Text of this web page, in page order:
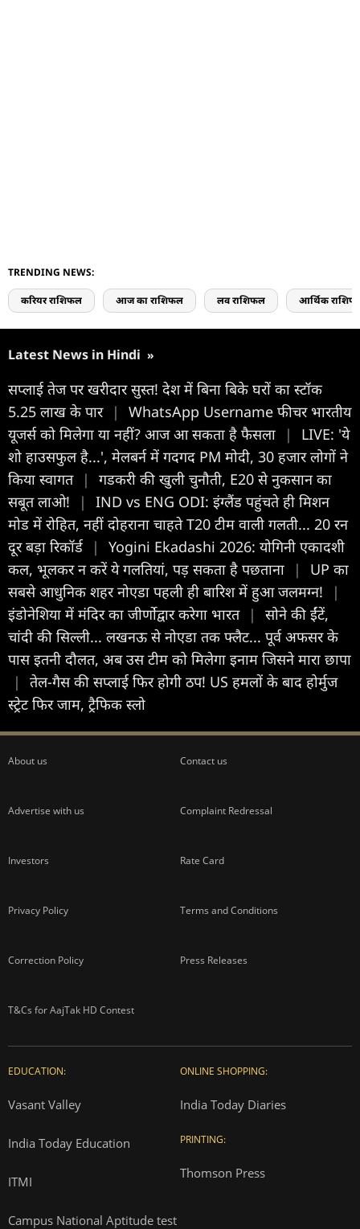
TRENDING NEWS:
करियर राशिफल आज का राशिफल लव राशिफल आर्थिक
Latest News in Hindi »
सप्लाई तेज पर खरीदार सुस्त! देश में बिना बिके घरों का स्टॉक
5.25 लाख के पार |
WhatsApp Username फीचर भारतीय
यूजर्स को मिलेगा या नहीं? आज आ सकता है फैसला
|
LIVE: 'ये
शो हाउसफुल है...', मेलबर्न में गदगद PM मोदी, 30 हजार लोगों ने
किया स्वागत |
गडकरी की खुली चुनौती, E20 से नुकसान का
सबूत लाओ!
|
IND vs ENG ODI: इंग्लैंड पहुंचते ही मिशन
मोड में रोहित, नहीं दोहराना चाहते T20 टीम वाली गलती... 20 रन
दूर बड़ा रिकॉर्ड
|
Yogini Ekadashi 2026: योगिनी एकादशी
कल, भूलकर न करें ये गलतियां, पड़ सकता है पछताना
|
UP का
सबसे आधुनिक शहर नोएडा पहली ही बारिश में हुआ जलमग्न!
|
इंडोनेशिया में मंदिर का जीर्णोद्वार करेगा भारत |
सोने की ईंटें,
चांदी की सिल्ली... लखनऊ से नोएडा तक फ्लैट... पूर्व अफसर के
पास इतनी दौलत, अब उस टीम को मिलेगा इनाम जिसने मारा छापा
|
तेल-गैस की सप्लाई फिर होगी ठप! US हमलों के बाद होर्मुज
स्ट्रेट फिर जाम, ट्रैफिक स्लो
About us Contact us
Advertise with us Complaint Redressal
Investors Rate Card
Privacy Policy Terms and Conditions
Correction Policy Press Releases
T&Cs for AajTak HD Contest
EDUCATION:
Vasant Valley
India Today Education
ITMI
Campus National Aptitude test
ONLINE SHOPPING:
India Today Diaries
PRINTING:
Thomson Press